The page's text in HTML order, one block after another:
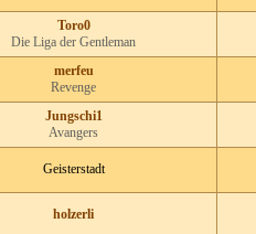
Toro0
Die Liga der Gentleman
merfeu
Revenge
Jungschi1
Avangers
Geisterstadt
holzerli